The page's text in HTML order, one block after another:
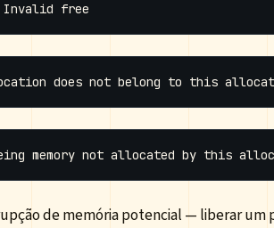
de memória potencial — liberar